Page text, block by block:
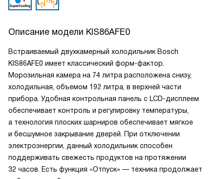
Описание модели KIS86AFE0
Встраиваемый двухкамерный холодильник Bosch
KIS86AFE0 имеет классический форм-фактор.
Морозильная камера на 74 литра расположена снизу,
холодильная, объемом 192 литра, в верхней части
прибора. Удобная контрольная панель с LCD-дисплеем
обеспечивает контроль и регулировку температуры,
а технология плоских шарниров обеспечивает мягкое
и бесшумное закрывание дверей. При отключении
электроэнергии, данный холодильник способен
поддерживать свежесть продуктов на протяжении
32 часов. Есть функция «Отпуск» — техника продолжает